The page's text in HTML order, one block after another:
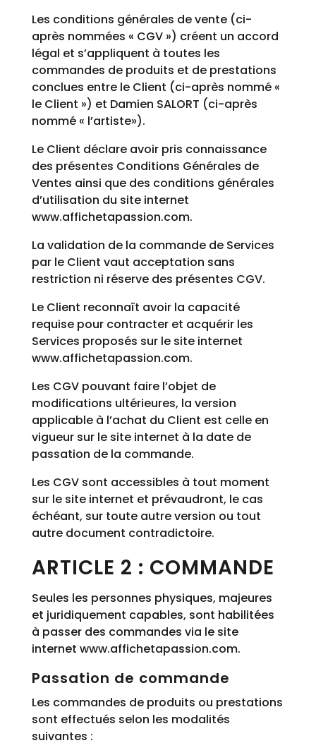
Les conditions générales de vente (ci-
après nommées « CGV ») créent un accord
légal et s’appliquent à toutes les
commandes de produits et de prestations
conclues entre le Client (ci-après nommé «
le Client ») et Damien SALORT (ci-après
nommé « l’artiste»).
Le Client déclare avoir pris connaissance
des présentes Conditions Générales de
Ventes ainsi que des conditions générales
d’utilisation du site internet
www.affichetapassion.com.
La validation de la commande de Services
par le Client vaut acceptation sans
restriction ni réserve des présentes CGV.
Le Client reconnaît avoir la capacité
requise pour contracter et acquérir les
Services proposés sur le site internet
www.affichetapassion.com.
Les CGV pouvant faire l’objet de
modifications ultérieures, la version
applicable à l’achat du Client est celle en
vigueur sur le site internet à la date de
passation de la commande.
Les CGV sont accessibles à tout moment
sur le site internet et prévaudront, le cas
échéant, sur toute autre version ou tout
autre document contradictoire.
ARTICLE 2 : COMMANDE
Seules les personnes physiques, majeures
et juridiquement capables, sont habilitées
à passer des commandes via le site
internet www.affichetapassion.com.
Passation de commande
Les commandes de produits ou prestations
sont effectués selon les modalités
suivantes :